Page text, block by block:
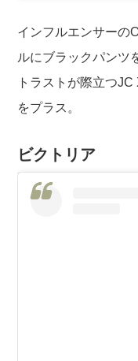
インフルエンサーの
ルにブラックパンツ
トラストが際立つ
をプラス。
ビクトリア